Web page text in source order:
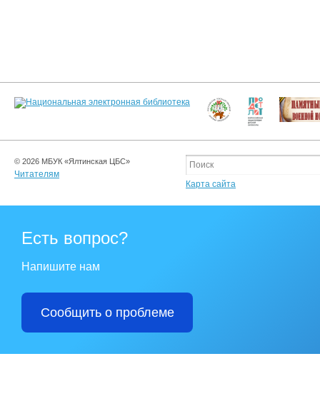
© 2026 МБУК «Ялтинская ЦБС»
Читателям
Карта сайта
Есть вопрос?
Напишите нам
Сообщить о проблеме